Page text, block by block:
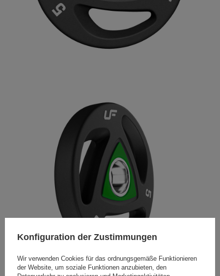
Konfiguration der Zustimmungen
Wir verwenden Cookies für das ordnungsgemäße Funktionieren
der Website, um soziale Funktionen anzubieten, den